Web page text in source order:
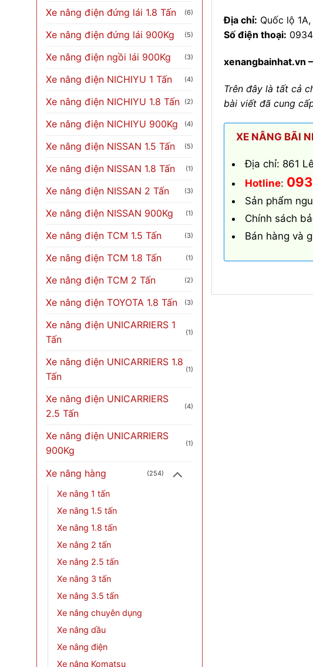
Địa chỉ: Quốc lộ
Số điện thoại:
xenangbainhat.vn
Trên đây là tất cả
bài viết đã cung
XE NÂNG BÃI
Địa chỉ: 861
Hotline:
Sản phẩm
Chính sách
Bán hàng và
Xe nâng điện đứng lái 1.8 Tấn (6)
Xe nâng điện đứng lái 900Kg (5)
Xe nâng điện ngồi lái 900Kg (3)
Xe nâng điện NICHIYU 1 Tấn (4)
Xe nâng điện NICHIYU 1.8 Tấn (2)
Xe nâng điện NICHIYU 900Kg (4)
Xe nâng điện NISSAN 1.5 Tấn (5)
Xe nâng điện NISSAN 1.8 Tấn (1)
Xe nâng điện NISSAN 2 Tấn (3)
Xe nâng điện NISSAN 900Kg (1)
Xe nâng điện TCM 1.5 Tấn (3)
Xe nâng điện TCM 1.8 Tấn (1)
Xe nâng điện TCM 2 Tấn (2)
Xe nâng điện TOYOTA 1.8 Tấn (3)
Xe nâng điện UNICARRIERS 1
Tấn
(1)
Xe nâng điện UNICARRIERS 1.8
Tấn
(1)
Xe nâng điện UNICARRIERS
2.5 Tấn
(4)
Xe nâng điện UNICARRIERS
900Kg
(1)
Xe nâng hàng (254)
Xe nâng 1 tấn
Xe nâng 1.5 tấn
Xe nâng 1.8 tấn
Xe nâng 2 tấn
Xe nâng 2.5 tấn
Xe nâng 3 tấn
Xe nâng 3.5 tấn
Xe nâng chuyên dụng
Xe nâng dầu
Xe nâng điện
Xe nâng Komatsu